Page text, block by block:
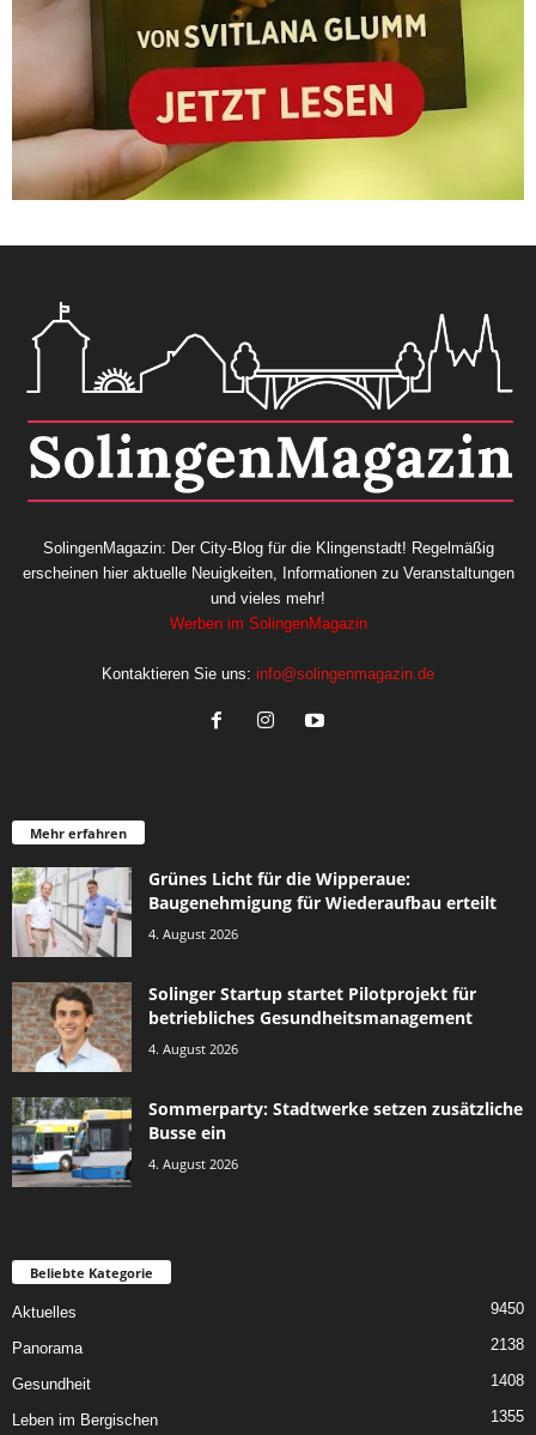
SolingenMagazin: Der City-Blog für die Klingenstadt! Regelmäßig
erscheinen hier aktuelle Neuigkeiten, Informationen zu Veranstaltungen
und vieles mehr!
Werben im SolingenMagazin
Kontaktieren Sie uns: info@solingenmagazin.de
Mehr erfahren
Grünes Licht für die Wipperaue:
Baugenehmigung für Wiederaufbau erteilt
4. August 2026
Solinger Startup startet Pilotprojekt für
betriebliches Gesundheitsmanagement
4. August 2026
Sommerparty: Stadtwerke setzen zusätzliche
Busse ein
4. August 2026
Beliebte Kategorie
Aktuelles 9450
Panorama 2138
Gesundheit 1408
Leben im Bergischen 1355